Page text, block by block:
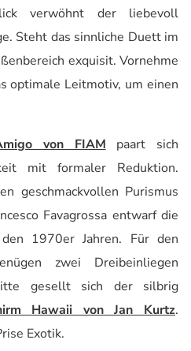
verwöhnt der liebevoll
Steht das sinnliche Duett im
exquisit. Vornehme
optimale Leitmotiv, um einen
von FIAM paart sich
mit formaler Reduktion.
geschmackvollen Purismus
Favagrossa entwarf die
1970er Jahren. Für den
zwei Dreibeinliegen
gesellt sich der silbrig
Hawaii von Jan Kurtz.
Exotik.